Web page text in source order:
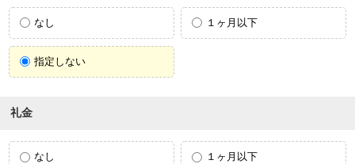
なし １ヶ月以下
指定しない
礼金
なし １ヶ月以下